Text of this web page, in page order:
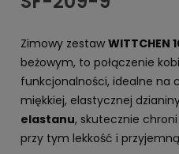
Zimowy zestaw WITTCHEN
beżowym, to połączenie
funkcjonalności, idealne na
miękkiej, elastycznej
elastanu, skutecznie
przy tym lekkość i